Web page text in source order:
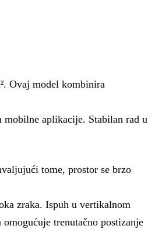
Ovaj model kombinira
aplikacije. Stabilan rad u
tome, prostor se brzo
zraka. Ispuh u vertikalnom
trenutačno postizanje